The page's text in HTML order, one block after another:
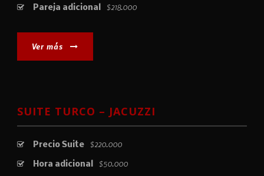
Pareja adicional $218.000
Ver más
SUITE TURCO – JACUZZI
Precio Suite $220.000
Hora adicional $50.000